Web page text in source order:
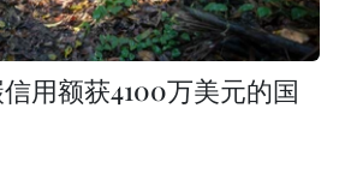
用额获4100万美元的国